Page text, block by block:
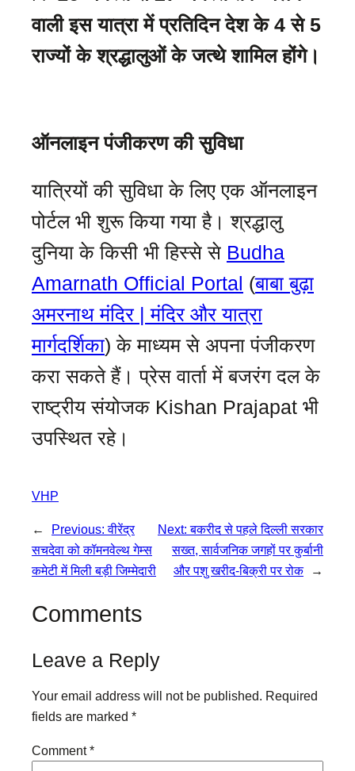
वाली इस यात्रा में प्रतिदिन देश के 4 से 5
राज्यों के श्रद्धालुओं के जत्थे शामिल होंगे।
ऑनलाइन पंजीकरण की सुविधा
यात्रियों की सुविधा के लिए एक ऑनलाइन
पोर्टल भी शुरू किया गया है। श्रद्धालु
दुनिया के किसी भी हिस्से से Budha
Amarnath Official Portal (बाबा बुढ़ा
अमरनाथ मंदिर | मंदिर और यात्रा
मार्गदर्शिका) के माध्यम से अपना पंजीकरण
करा सकते हैं। प्रेस वार्ता में बजरंग दल के
राष्ट्रीय संयोजक Kishan Prajapat भी
उपस्थित रहे।
VHP
← Previous:वीरेंद्र
सचदेवा को कॉमनवेल्थ गेम्स
कमेटी में मिली बड़ी जिम्मेदारी
Next:बकरीद से पहले दिल्ली सरकार
सख्त, सार्वजनिक जगहों पर कुर्बानी
और पशु खरीद-बिक्री पर रोक
→
Comments
Leave a Reply
Your email address will not be published. Required
fields are marked *
Comment*